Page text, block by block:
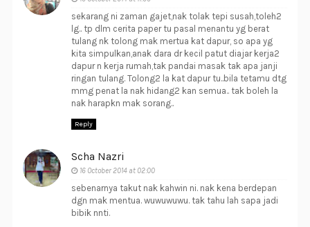
sekarang ni zaman gajet,nak tolak tepi susah,toleh2
lg.. tp dlm cerita paper tu pasal menantu yg berat
tulang nk tolong mak mertua kat dapur, so apa yg
kita simpulkan,anak dara dr kecil patut diajar kerja2
dapur n kerja rumah,tak pandai masak tak apa janji
ringan tulang. Tolong2 la kat dapur tu..bila tetamu dtg
mmg penat la nak hidang2 kan semua.. tak boleh la
nak harapkn mak sorang..
Reply
Scha Nazri
16 October 2014 at 02:00
sebenarnya takut nak kahwin ni. nak kena berdepan
dgn mak mentua. wuwuwuwu. tak tahu lah sapa jadi
bibik nnti.